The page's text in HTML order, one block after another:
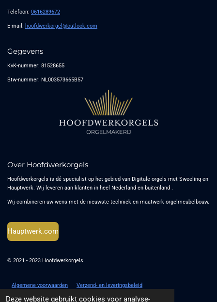
Deze website gebruikt cookies voor analyse-
Telefoon: 0616289672
E-mail: hoofdwerkorgel@outlook.com
Gegevens
KvK-nummer: 81528655
Btw-nummer: NL003573665B57
Over Hoofdwerkorgels
Hoofdwerkorgels is dé specialist op het gebied van Digitale orgels met Sweelinq en
Hauptwerk. Wij leveren aan klanten in heel Nederland en buitenland .
Wij combineren uw wens met de nieuwste techniek en maatwerk orgelmeubelbouw.
Hauptwerk.com
© 2021 - 2023 Hoofdwerkorgels
Algemene voorwaarden Verzend- en leveringsbeleid